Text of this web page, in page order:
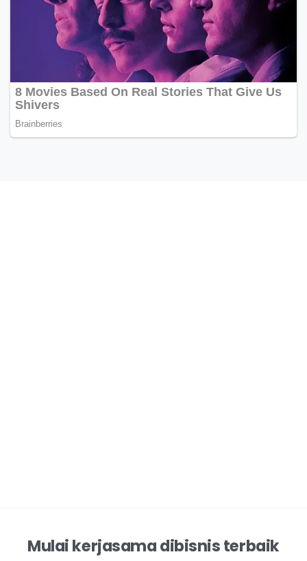
Mulai kerjasama dibisnis terbaik